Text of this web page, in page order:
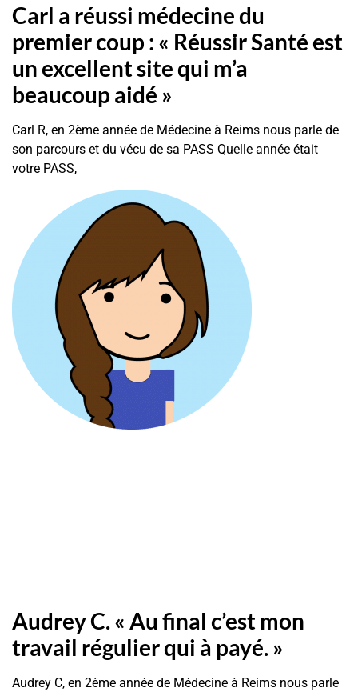
Carl a réussi médecine du
premier coup : « Réussir Santé est
un excellent site qui m’a
beaucoup aidé »
Carl R, en 2ème année de Médecine à Reims nous parle de
son parcours et du vécu de sa PASS Quelle année était
votre PASS,
Audrey C. « Au final c’est mon
travail régulier qui à payé. »
Audrey C, en 2ème année de Médecine à Reims nous parle